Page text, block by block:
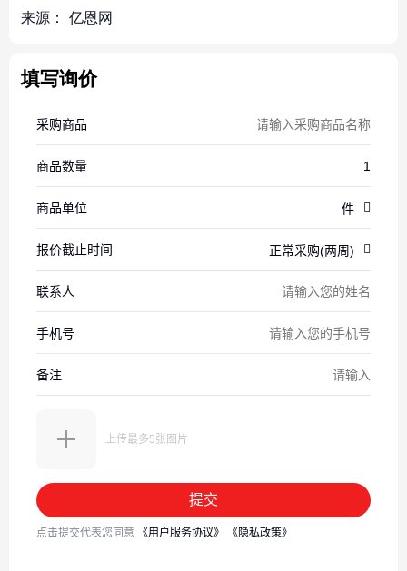
来源： 亿恩网
填写询价